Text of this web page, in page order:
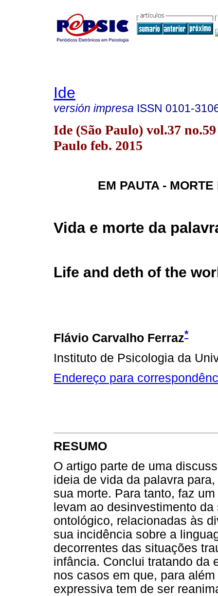
Ide
versión impresa ISSN 0101-
Ide (São Paulo) vol.37 no.59
Paulo feb. 2015
EM PAUTA -
Vida e morte da
Life and deth of the
Flávio Carvalho Ferraz*
Instituto de Psicologia da
Endereço para
RESUMO
O artigo parte de uma
ideia de vida da palavra
sua morte. Para tanto, faz
levam ao desinvestimento
ontológico, relacionadas às
sua incidência sobre a
decorrentes das situações
infância. Conclui tratando da
nos casos em que, para
expressiva tem de ser